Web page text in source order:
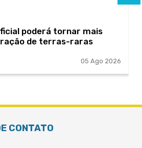
poderá tornar mais
de terras-raras
05 Ago 2026
CONTATO